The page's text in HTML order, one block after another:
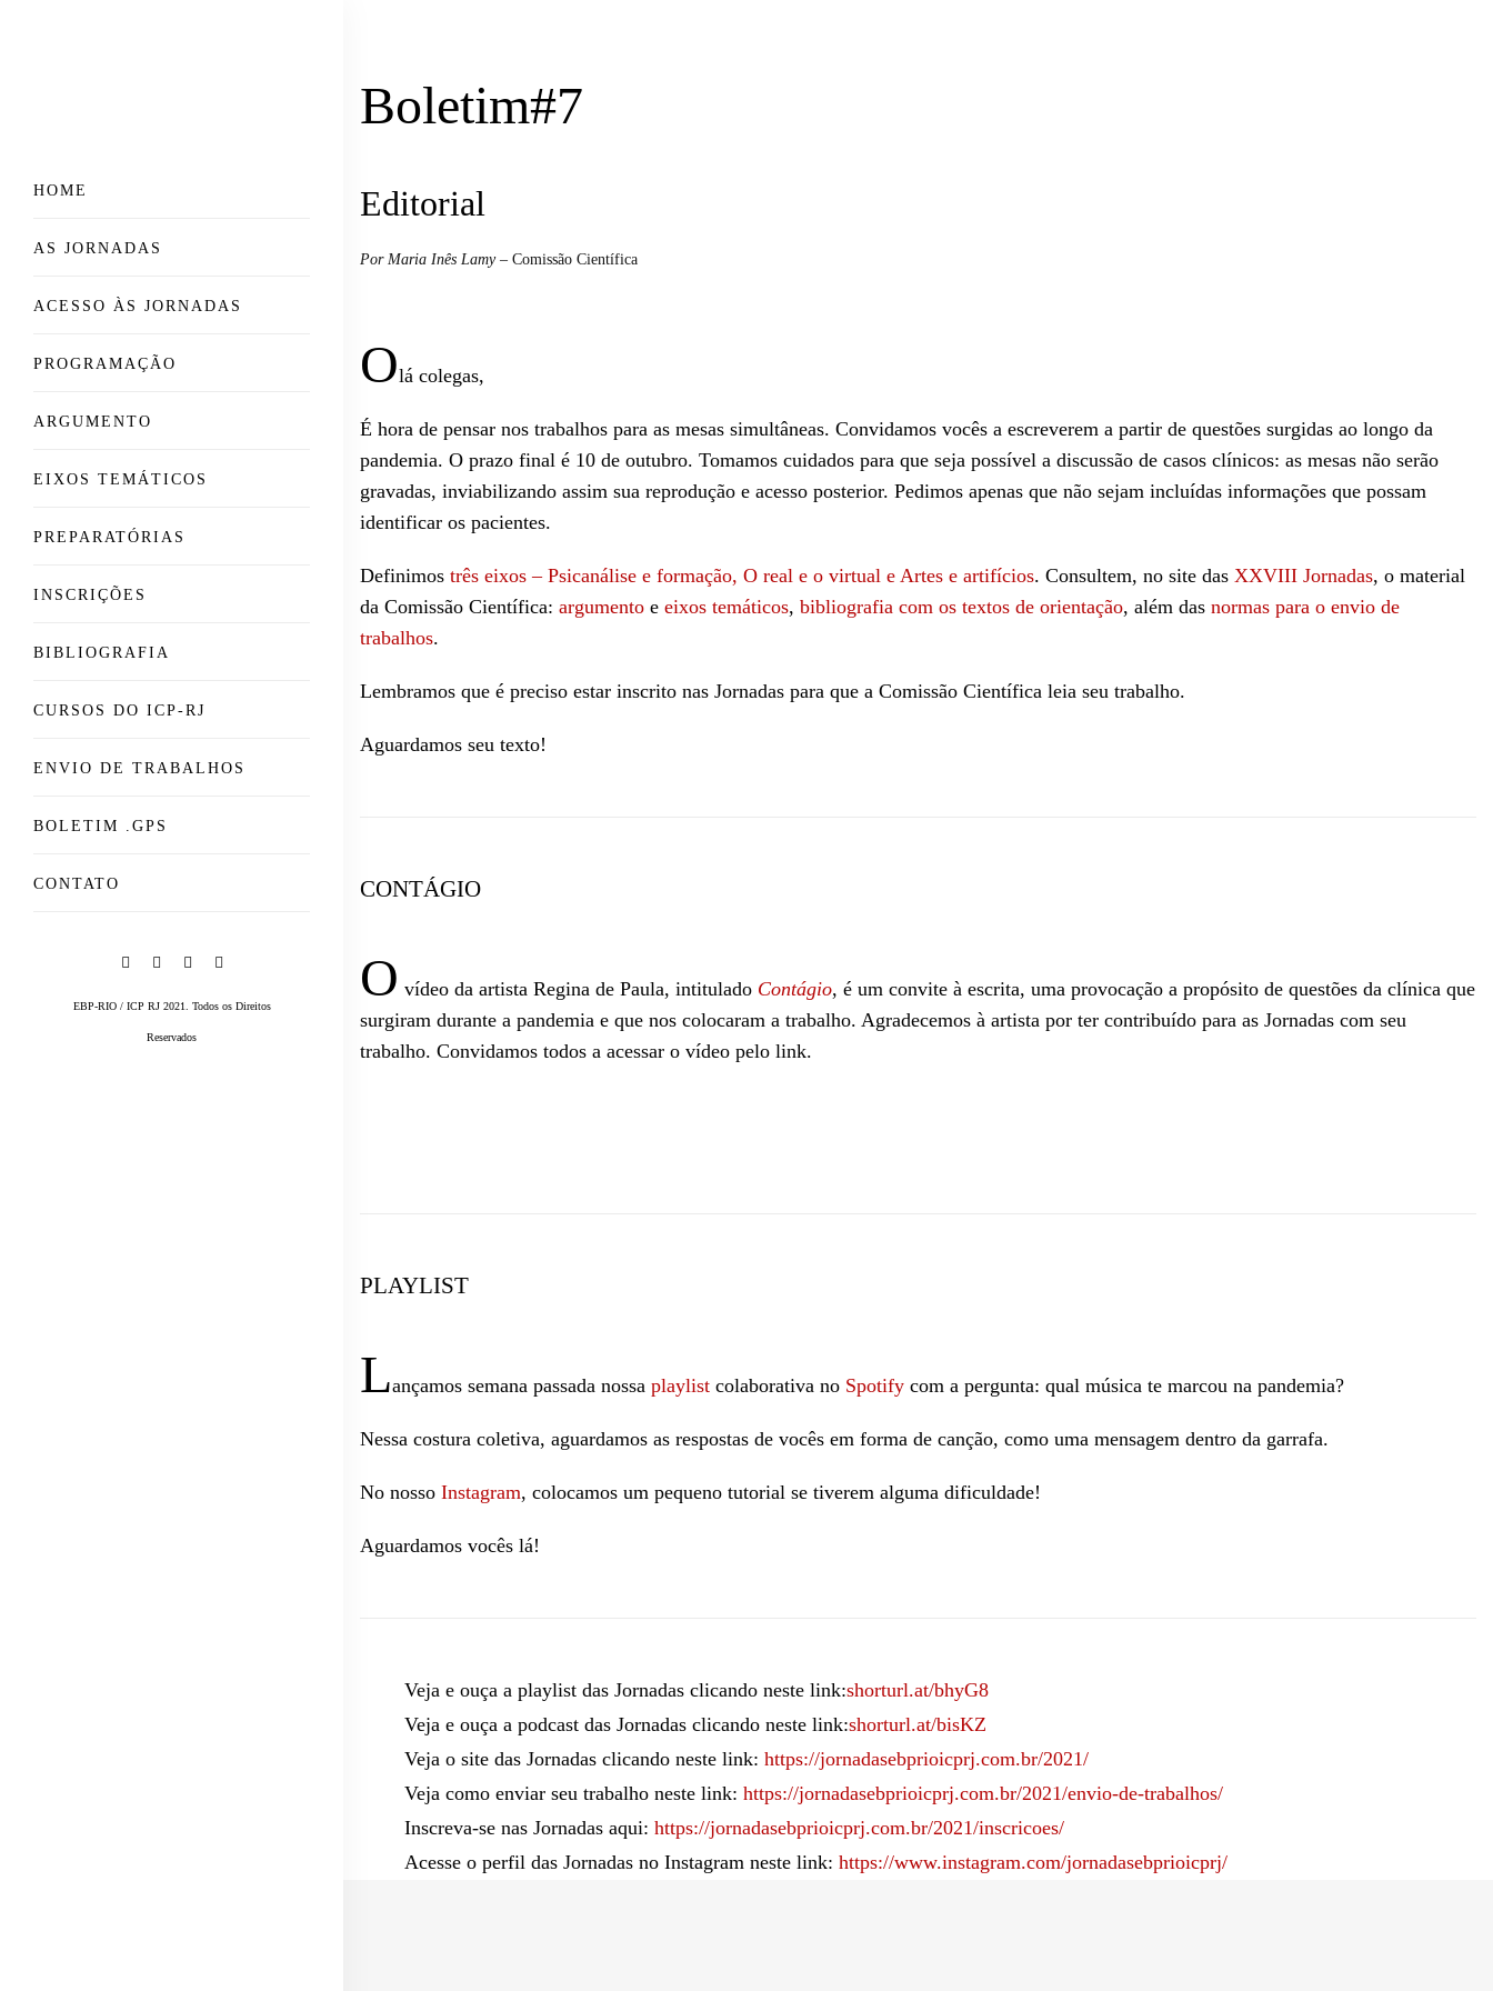
HOME
AS JORNADAS
ACESSO ÀS JORNADAS
PROGRAMAÇÃO
ARGUMENTO
EIXOS TEMÁTICOS
PREPARATÓRIAS
INSCRIÇÕES
BIBLIOGRAFIA
CURSOS DO ICP-RJ
ENVIO DE TRABALHOS
BOLETIM .GPS
CONTATO
EBP-RIO / ICP RJ 2021. Todos os Direitos
Reservados
Boletim#7
Editorial
Por Maria Inês Lamy– Comissão Científica
Olá colegas,
É hora de pensar nos trabalhos para as mesas simultâneas. Convidamos vocês a escreverem a partir de questões surgidas ao longo da
pandemia. O prazo final é 10 de outubro. Tomamos cuidados para que seja possível a discussão de casos clínicos: as mesas não serão
gravadas, inviabilizando assim sua reprodução e acesso posterior. Pedimos apenas que não sejam incluídas informações que possam
identificar os pacientes.
Definimostrês eixos – Psicanálise e formação, O real e o virtual e Artes e artifícios. Consultem, no site dasXXVIII Jornadas, o material
da Comissão Científica:argumento eeixos temáticos,bibliografia com os textos de orientação, além dasnormas para o envio de
trabalhos.
Lembramos que é preciso estar inscrito nas Jornadas para que a Comissão Científica leia seu trabalho.
Aguardamos seu texto!
CONTÁGIO
O vídeo da artista Regina de Paula, intitulado Contágio, é um convite à escrita, uma provocação a propósito de questões da clínica que
surgiram durante a pandemia e que nos colocaram a trabalho. Agradecemos à artista por ter contribuído para as Jornadas com seu
trabalho. Convidamos todos a acessar o vídeo pelo link.
PLAYLIST
Lançamos semana passada nossaplaylist colaborativa no Spotify com a pergunta: qual música te marcou na pandemia?
Nessa costura coletiva, aguardamos as respostas de vocês em forma de canção, como uma mensagem dentro da garrafa.
No nossoInstagram, colocamos um pequeno tutorial se tiverem alguma dificuldade!
Aguardamos vocês lá!
Veja e ouça a playlist das Jornadas clicando neste link:shorturl.at/bhyG8
Veja e ouça a podcast das Jornadas clicando neste link:shorturl.at/bisKZ
Veja o site das Jornadas clicando neste link:https://jornadasebprioicprj.com.br/2021/
Veja como enviar seu trabalho neste link:https://jornadasebprioicprj.com.br/2021/envio-de-trabalhos/
Inscreva-se nas Jornadas aqui:https://jornadasebprioicprj.com.br/2021/inscricoes/
Acesse o perfil das Jornadas no Instagram neste link:https://www.instagram.com/jornadasebprioicprj/